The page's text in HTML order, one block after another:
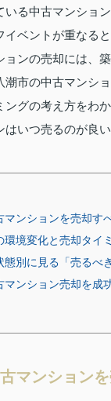
いる中古マンショ
ベントが重なる
ョンの売却には、
潮市の中古マンシ
グの考え方をわ
はいつ売るのが良
マンションを売却す
環境変化と売却タイ
態別に見る「売るべ
マンション売却を成
マンション